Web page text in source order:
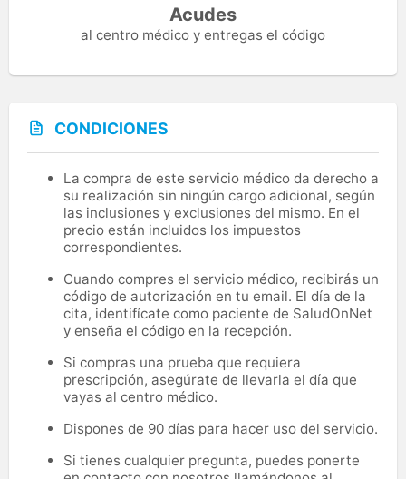
Acudes
al centro médico y entregas el código
CONDICIONES
La compra de este servicio médico da derecho a
su realización sin ningún cargo adicional, según
las inclusiones y exclusiones del mismo. En el
precio están incluidos los impuestos
correspondientes.
Cuando compres el servicio médico, recibirás un
código de autorización en tu email. El día de la
cita, identifícate como paciente de SaludOnNet
y enseña el código en la recepción.
Si compras una prueba que requiera
prescripción, asegúrate de llevarla el día que
vayas al centro médico.
Dispones de 90 días para hacer uso del servicio.
Si tienes cualquier pregunta, puedes ponerte